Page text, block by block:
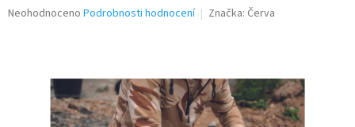
Průměrné
hvězdiček.
Neohodnoceno Podrobnosti hodnocení Značka: Červa